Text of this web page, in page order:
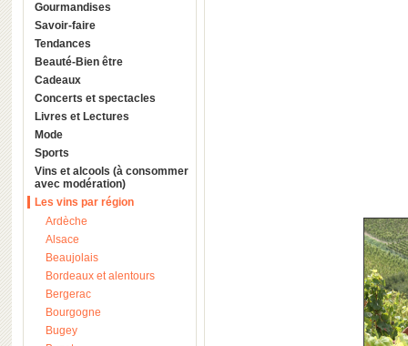
Gourmandises
Savoir-faire
Tendances
Beauté-Bien être
Cadeaux
Concerts et spectacles
Livres et Lectures
Mode
Sports
Vins et alcools (à consommer
avec modération)
Les vins par région
Ardèche
Alsace
Beaujolais
Bordeaux et alentours
Bergerac
Bourgogne
Bugey